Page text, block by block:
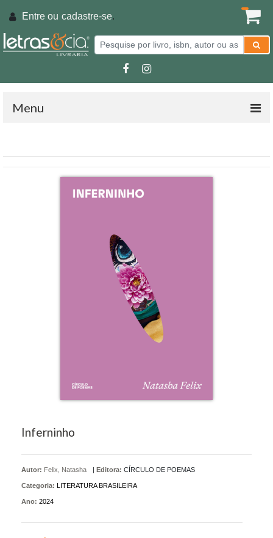
Entre ou cadastre-se.
Menu
Inferninho
Autor: Felix, Natasha | Editora: CÍRCULO DE POEMAS
Categoria: LITERATURA BRASILEIRA
Ano: 2024